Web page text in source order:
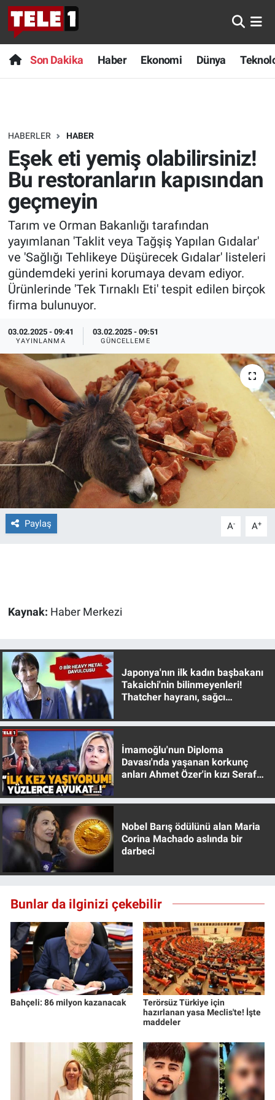
Son Dakika Haber Ekonomi Dünya
HABERLER HABER
Eşek eti yemiş olabilirsiniz!
Bu restoranların kapısından
geçmeyin
Tarım ve Orman Bakanlığı tarafından
yayımlanan 'Taklit veya Tağşiş Yapılan Gıdalar'
ve 'Sağlığı Tehlikeye Düşürecek Gıdalar' listeleri
gündemdeki yerini korumaya devam ediyor.
Ürünlerinde 'Tek Tırnaklı Eti' tespit edilen birçok
firma bulunuyor.
03.02.2025 - 09:41
YAYINLANMA
03.02.2025 - 09:51
GÜNCELLEME
Paylaş A- A+
Kaynak: Haber Merkezi
Japonya'nın ilk kadın başbakanı
Takaichi'nin bilinmeyenleri!
Thatcher hayranı, sağcı
İmamoğlu'nun Diploma
Davası'nda yaşanan korkunç
anları Ahmet Özer'in kızı Seraf
Nobel Barış ödülünü alan Maria
Corina Machado aslında bir
darbeci
Bunlar da ilginizi çekebilir
Bahçeli: 86 milyon kazanacak
Terörsüz Türkiye için
hazırlanan yasa Meclis'te! İşte
maddeler
Anında Manşet
Başka Sohbetler
Bilim turu
Bilim ve Teknoloji Evreni
Doğa Konuşuyor
Dünya
Ege Saati
Ege'den Esintiler
Eğitim
Eğlence
Ekonomi
Forum
Gerçeğin İzinde
Gün Başlıyor
Gün Bitiyor
Günün görüntüsü
İlan
Kimdir
Koronavirüs
Kültür Sanat
Ne demişti
Nedir
Popüler
Sağlık
Spor
Teknoloji
Türkiye'nin Gündemi
Yerel Gündem
Son Dakika
Haber
Dünya
Teknoloji
Sağlık
Spor
Yayın Akışı
İletişim
Nöbetçi Eczaneler
Hava Durumu
Trafik Durumu
Süper Lig Puan Durumu ve Fikstür
Tüm Manşetler
Son Dakika Haberleri
Haber Arşivi